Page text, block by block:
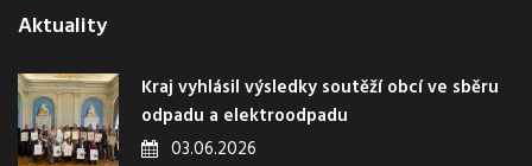
Aktuality
Kraj vyhlásil výsledky soutěží obcí ve sběru
odpadu a elektroodpadu
03.06.2026